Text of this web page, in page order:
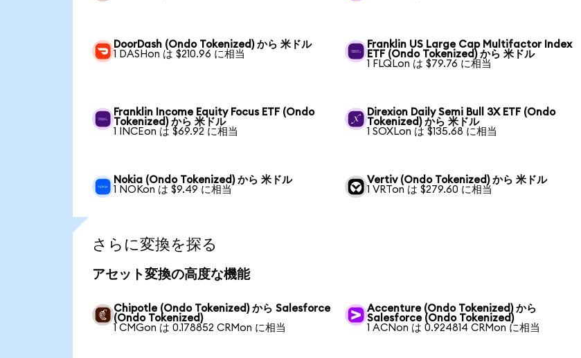
DoorDash (Ondo Tokenized) から 米ドル
1 DASHon は $210.96 に相当
Franklin US Large Cap Multifactor Index
ETF (Ondo Tokenized) から 米ドル
1 FLQLon は $79.76 に相当
Franklin Income Equity Focus ETF (Ondo
Tokenized) から 米ドル
1 INCEon は $69.92 に相当
Direxion Daily Semi Bull 3X ETF (Ondo
Tokenized) から 米ドル
1 SOXLon は $135.68 に相当
Nokia (Ondo Tokenized) から 米ドル
1 NOKon は $9.49 に相当
Vertiv (Ondo Tokenized) から 米ドル
1 VRTon は $279.60 に相当
さらに変換を探る
アセット変換の高度な機能
Chipotle (Ondo Tokenized) から Salesforce
(Ondo Tokenized)
1 CMGon は 0.178852 CRMon に相当
Accenture (Ondo Tokenized) から
Salesforce (Ondo Tokenized)
1 ACNon は 0.924814 CRMon に相当